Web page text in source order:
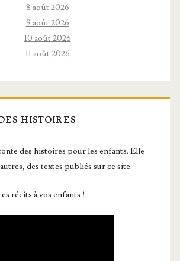
8 août 2026
9 août 2026
10 août 2026
11 août 2026
HISTOIRES
des histoires pour les enfants. Elle
des textes publiés sur ce site.
récits à vos enfants !